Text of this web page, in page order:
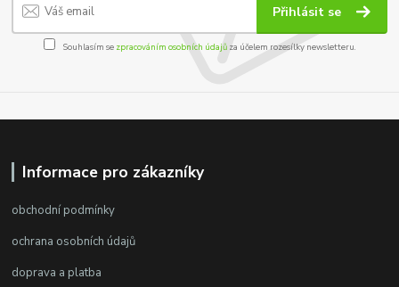
Přihlásit se
Souhlasím se zpracováním osobních údajůza účelem rozesílky newsletteru.
Informace pro zákazníky
obchodní podmínky
ochrana osobních údajů
doprava a platba